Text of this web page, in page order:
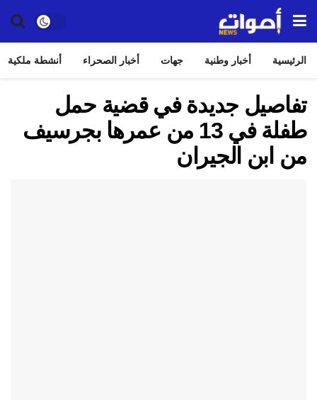
الرئيسية أخبار وطنية جهات أخبار الصحراء أنشطة ملكية
تفاصيل جديدة في قضية حمل
طفلة في 13 من عمرها بجرسيف
من ابن الجيران